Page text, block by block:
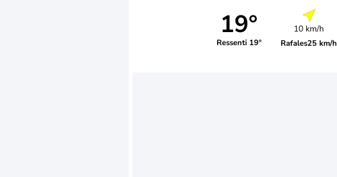
19°
Ressenti 19°
10 km/h
Rafales25 km/h